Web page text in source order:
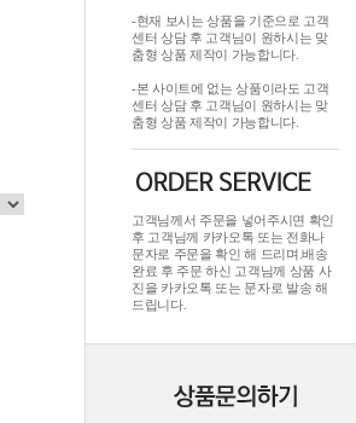
-현재 보시는 상품을 기준으로 고객
센터 상담 후 고객님이 원하시는 맞
춤형 상품 제작이 가능합니다.
-본 사이트에 없는 상품이라도 고객
센터 상담 후 고객님이 원하시는 맞
춤형 상품 제작이 가능합니다.
고객님께서 주문을 넣어주시면 확인
후 고객님께 카카오톡 또는 전화나
문자로 주문을 확인 해 드리며.배송
완료 후 주문 하신 고객님께 상품 사
진을 카카오톡 또는 문자로 발송 해
드립니다.